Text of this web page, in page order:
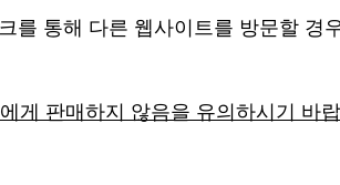
통해 다른 웹사이트를 방문할 경
게 판매하지 않음을 유의하시기 바